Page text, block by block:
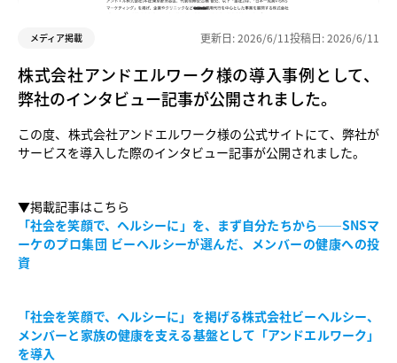
メディア掲載 更新日:2026/6/11投稿日:2026/6/11
株式会社アンドエルワーク様の導入事例として、
弊社のインタビュー記事が公開されました。
この度、 株式会社アンドエルワーク様の公式サイトにて、弊社が
サービスを導入した際のインタビュー記事が公開されました。
▼掲載記事はこちら
「社会を笑顔で、ヘルシーに」を、まず自分たちから——SNSマ
ーケのプロ集団 ビーヘルシーが選んだ、メンバーの健康への投
資
「社会を笑顔で、ヘルシーに」を掲げる株式会社ビーヘルシー、
メンバーと家族の健康を支える基盤として「アンドエルワーク」
を導入